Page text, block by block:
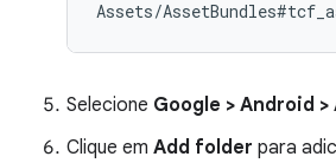
Selecione Google > Android
Clique em Add folder para